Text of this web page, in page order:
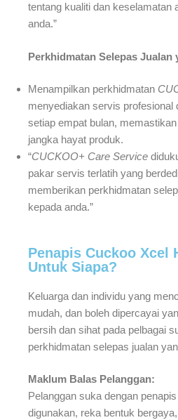
tentang kualiti dan keselamatan
anda.”
Perkhidmatan Selepas Jualan
Menampilkan perkhidmatan
menyediakan servis profesional
setiap empat bulan,
jangka hayat produk.
“CUCKOO+ Care Service
pakar servis terlatih yang
memberikan perkhidmatan
kepada anda.”
Penapis Cuckoo Xcel
Untuk Siapa?
Keluarga dan individu yang
mudah, dan boleh dipercayai
bersih dan sihat pada pelbagai
perkhidmatan selepas jualan
Maklum Balas Pelanggan:
Pelanggan suka dengan
digunakan, reka bentuk